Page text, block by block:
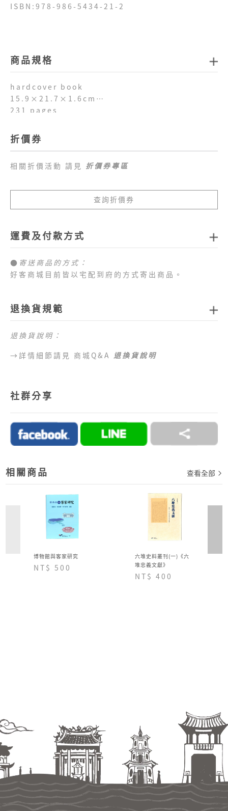
ISBN:978-986-5434-21-2
商品規格
hardcover book
15.9×21.7×1.6cm
231 pages
折價券
相關折價活動 請見 折價券專區
查詢折價券
運費及付款方式
● 寄送商品的方式：
好客商城目前皆以宅配到府的方式寄出商品。
1.全站消費滿新臺幣
區 （澎湖、金門、馬祖、綠島、蘭嶼、小琉球等地
區）及海外地區暫不提供配送服務，敬請見諒。
ATM、ATM櫃台機、超商代碼繳費。
→詳情細節請見 商城Q&A購物說明
退換貨規範
退換貨說明：
→詳情細節請見 商城Q&A 退換貨說明
社群分享
相關商品 查看全部
博物館與客家研究
NT$ 500
六堆史料叢刊(一)《六
堆忠義文獻》
NT$ 400